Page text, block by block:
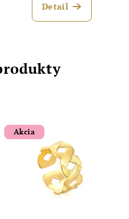
Detail
Akcia